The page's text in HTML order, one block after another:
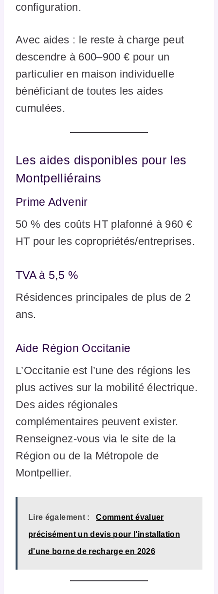
configuration.
Avec aides : le reste à charge peut
descendre à 600–900 € pour un
particulier en maison individuelle
bénéficiant de toutes les aides
cumulées.
Les aides disponibles pour les
Montpelliérains
Prime Advenir
50 % des coûts HT plafonné à 960 €
HT pour les copropriétés/entreprises.
TVA à 5,5 %
Résidences principales de plus de 2
ans.
Aide Région Occitanie
L’Occitanie est l’une des régions les
plus actives sur la mobilité électrique.
Des aides régionales
complémentaires peuvent exister.
Renseignez-vous via le site de la
Région ou de la Métropole de
Montpellier.
Lire également : Comment évaluer
précisément un devis pour l'installation
d'une borne de recharge en 2026